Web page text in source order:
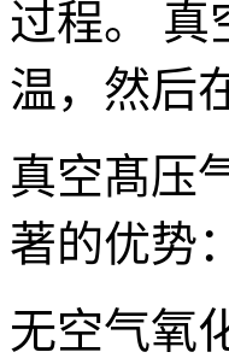
过程。 真
温，然后
真空髙压
著的优势
无空气氧